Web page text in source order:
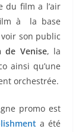
du film a l’air
à la base
son public
Venise, la
ainsi qu’une
orchestrée.
promo est
a été